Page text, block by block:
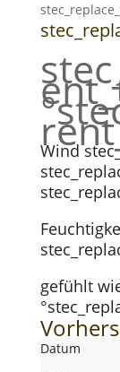
Wind
gefühlt
Datum